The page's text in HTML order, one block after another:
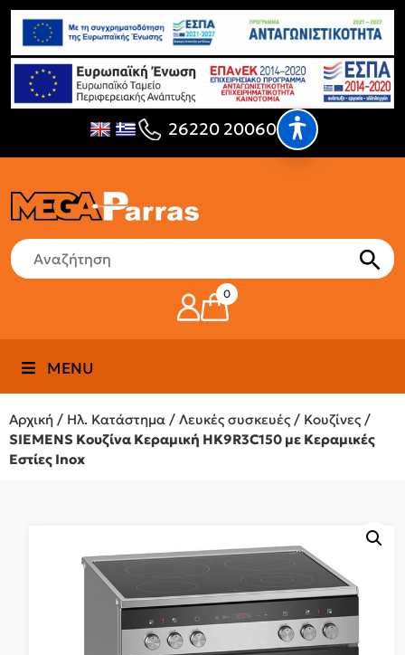
26220 20060
0
MENU
Αρχική / Ηλ. Κατάστημα / Λευκές συσκευές / Κουζίνες /
SIEMENS Κουζίνα Κεραμική HK9R3C150 με Κεραμικές
Εστίες Inox